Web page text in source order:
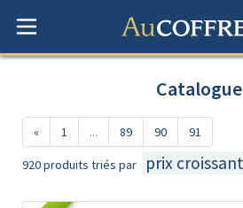
Catalogue
« 1 ... 89 90 91
920 produits triés par